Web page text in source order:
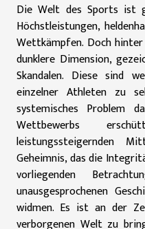
Die Welt des Sports ist
Höchstleistungen,
Wettkämpfen. Doch
dunklere Dimension,
Skandalen. Diese sind
einzelner Athleten zu
systemisches Problem
Wettbewerbs
leistungssteigernden
Geheimnis, das die
vorliegenden
unausgesprochenen
widmen. Es ist an der
verborgenen Welt zu